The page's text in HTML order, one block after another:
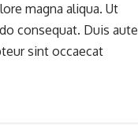
magna aliqua. Ut
consequat. Duis aute
sint occaecat